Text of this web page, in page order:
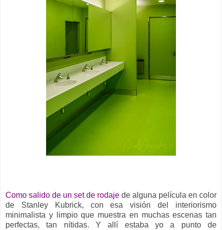
Como salido de un set de rodaje de alguna película en color
de Stanley Kubrick, con esa visión del interiorismo
minimalista y limpio que muestra en muchas escenas tan
perfectas, tan nítidas. Y allí estaba yo a punto de